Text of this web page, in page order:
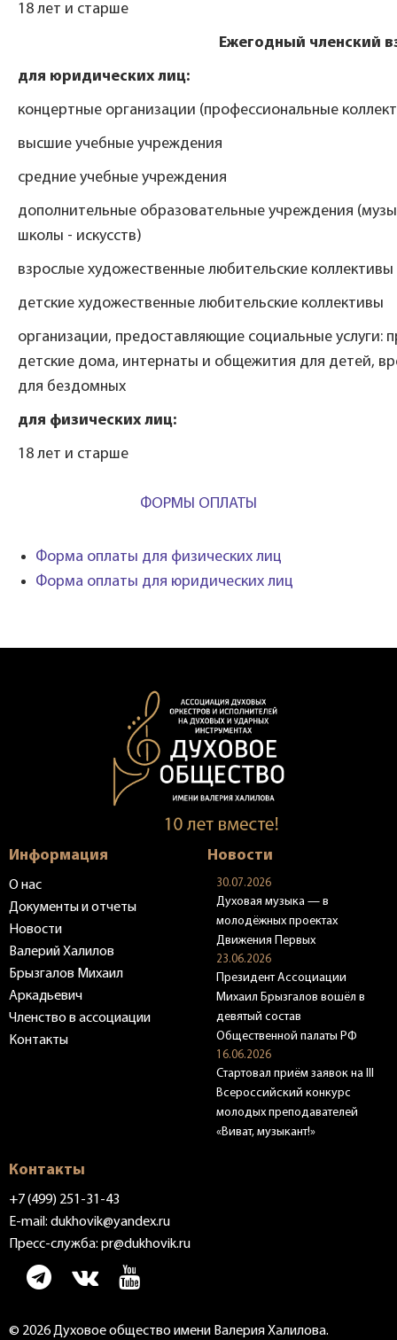
18 лет и старше
Ежегодный членский
для юридических лиц:
концертные организации (профессиональные
высшие учебные учреждения
средние учебные учреждения
дополнительные образовательные учреждения
школы - искусств)
взрослые художественные любительские коллективы
детские художественные любительские коллективы
организации, предоставляющие социальные услуги:
детские дома, интернаты и общежития для детей,
для бездомных
для физических лиц:
18 лет и старше
ФОРМЫ ОПЛАТЫ
Форма оплаты для физических лиц
Форма оплаты для юридических лиц
Информация
О нас
Документы и отчеты
Новости
Валерий Халилов
Брызгалов Михаил
Аркадьевич
Членство в ассоциации
Контакты
Новости
30.07.2026
Духовая музыка — в
молодёжных проектах
Движения Первых
23.06.2026
Президент Ассоциации
Михаил Брызгалов вошёл в
девятый состав
Общественной палаты РФ
16.06.2026
Стартовал приём заявок на III
Всероссийский конкурс
молодых преподавателей
«Виват, музыкант!»
Контакты
+7 (499) 251-31-43
E-mail: dukhovik@yandex.ru
Пресс-служба: pr@dukhovik.ru
© 2026 Духовое общество имени Валерия Халилова.